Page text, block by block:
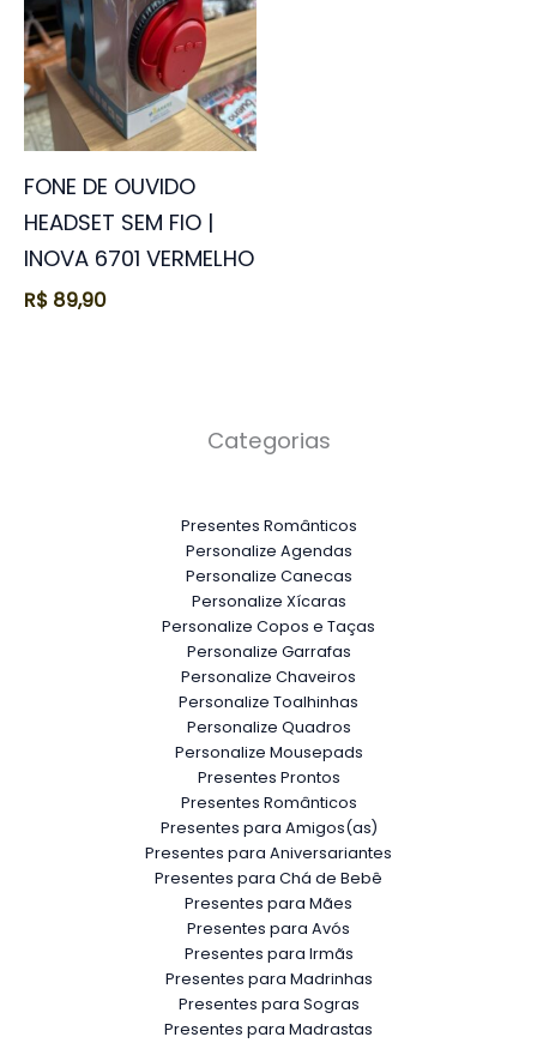
FONE DE OUVIDO
HEADSET SEM FIO |
INOVA 6701 VERMELHO
R$ 89,90
Categorias
Presentes Românticos
Personalize Agendas
Personalize Canecas
Personalize Xícaras
Personalize Copos e Taças
Personalize Garrafas
Personalize Chaveiros
Personalize Toalhinhas
Personalize Quadros
Personalize Mousepads
Presentes Prontos
Presentes Românticos
Presentes para Amigos(as)
Presentes para Aniversariantes
Presentes para Chá de Bebê
Presentes para Mães
Presentes para Avós
Presentes para Irmãs
Presentes para Madrinhas
Presentes para Sogras
Presentes para Madrastas